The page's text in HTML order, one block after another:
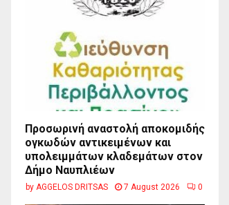
Προσωρινή αναστολή αποκομιδής
ογκωδών αντικειμένων και
υπολειμμάτων κλαδεμάτων στον
Δήμο Ναυπλιέων
by AGGELOS DRITSAS 7 August 2026 0